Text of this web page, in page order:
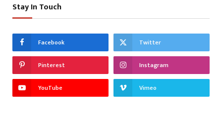
Stay In Touch
Facebook Twitter
Pinterest Instagram
YouTube Vimeo